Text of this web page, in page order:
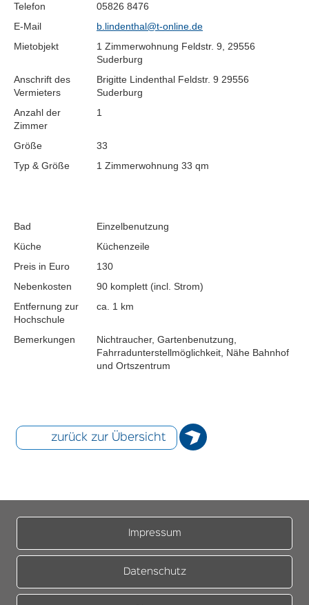
Telefon
05826 8476
E-Mail
b.lindenthal@t-online.de
Mietobjekt
1 Zimmerwohnung Feldstr. 9, 29556
Suderburg
Anschrift des
Vermieters
Brigitte Lindenthal Feldstr. 9 29556
Suderburg
Anzahl der
Zimmer
1
Größe
33
Typ & Größe
1 Zimmerwohnung 33 qm
Bad
Einzelbenutzung
Küche
Küchenzeile
Preis in Euro
130
Nebenkosten
90 komplett (incl. Strom)
Entfernung zur
Hochschule
ca. 1 km
Bemerkungen
Nichtraucher, Gartenbenutzung,
Fahrradunterstellmöglichkeit, Nähe Bahnhof
und Ortszentrum
zurück zur Übersicht
Impressum
Datenschutz